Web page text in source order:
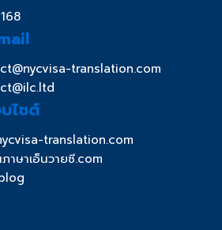
translation.com
บไซต์
translation.com
าษาเอ็นวายซี.com